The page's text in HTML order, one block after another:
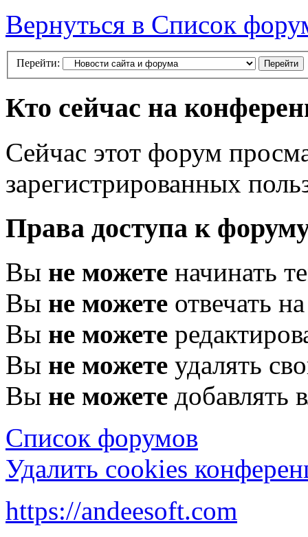
Вернуться в Список
Перейти:
Кто сейчас на
Сейчас этот форум
зарегистрированных
Права доступа к
Вы не можете начинать
Вы не можете отвечать
Вы не можете
Вы не можете удалять
Вы не можете добавлять
Список форумов
Удалить cookies
https://andeesoft.com